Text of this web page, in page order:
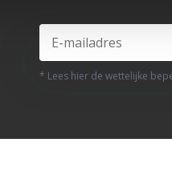
* Lees hier de wettelijke